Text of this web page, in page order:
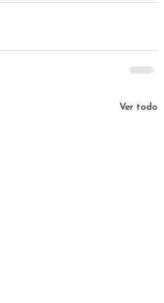
Ver todo